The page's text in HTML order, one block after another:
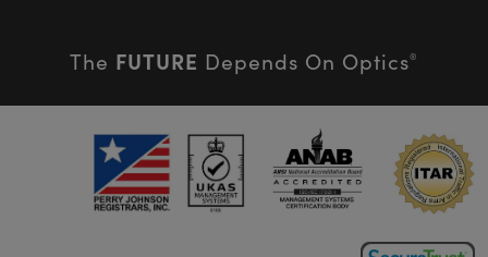
The FUTURE Depends On Optics®